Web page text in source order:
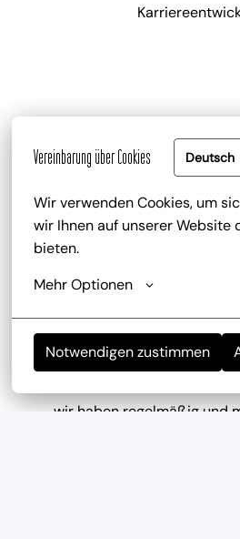
Vereinbarung über Cookies Deutsch
Wir verwenden Cookies, um
wir Ihnen auf unserer Website
bieten.
Mehr Optionen
Notwendigen zustimmen
Gute Bezahlung und
Trinkgeldbeteiligung,
kostenlose
wir haben regelmäßig und